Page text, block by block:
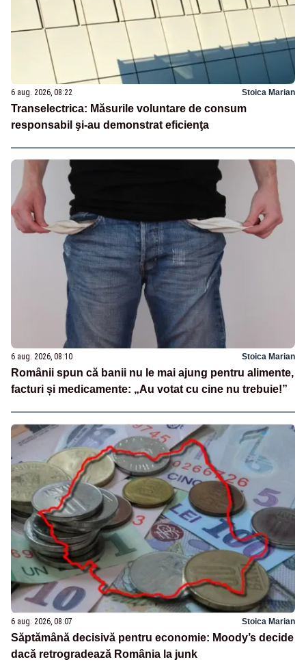
6 aug. 2026, 08:22 Stoica Marian
Transelectrica: Măsurile voluntare de consum
responsabil şi-au demonstrat eficienţa
6 aug. 2026, 08:10 Stoica Marian
Românii spun că banii nu le mai ajung pentru alimente,
facturi și medicamente: „Au votat cu cine nu trebuie!”
6 aug. 2026, 08:07 Stoica Marian
Săptămână decisivă pentru economie: Moody’s decide
dacă retrogradează România la junk